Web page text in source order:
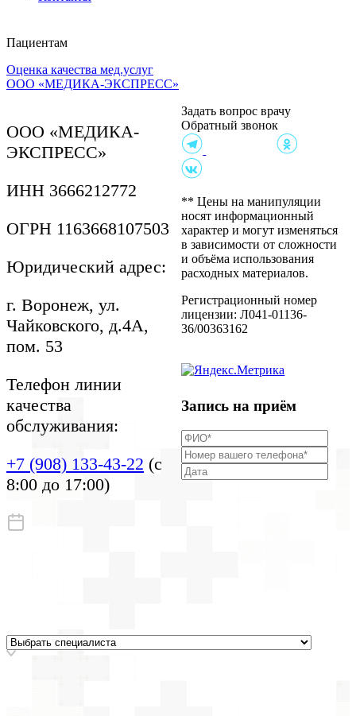
Пациентам
Клиника на ул.
Чайковского, 4А
персональных данных
Политика в отношении
обработки персональных
Согласие пациента на
осмотр
распорядка
Приказы на проведение
Информация для
пациентов
Оценка качества мед.услуг
ООО «МЕДИКА-ЭКСПРЕСС»
ООО «МЕДИКА-
ЭКСПРЕСС»
ИНН 3666212772
ОГРН 1163668107503
Юридический адрес:
г. Воронеж, ул.
Чайковского, д.4А,
пом. 53
Телефон линии
качества
обслуживания:
+7 (908) 133-43-22 (с
8:00 до 17:00)
Задать вопрос врачу
Обратный звонок
** Цены на манипуляции
носят информационный
характер и могут изменяться
в зависимости от сложности
и объёма использования
расходных материалов.
Регистрационный номер
лицензии: Л041-01136-
36/00363162
Запись на приём